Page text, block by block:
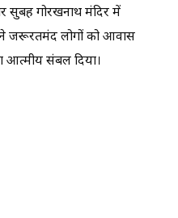
सुबह गोरखनाथ मंदिर में
जरूरतमंद लोगों को आवास
आत्मीय संबल दिया।